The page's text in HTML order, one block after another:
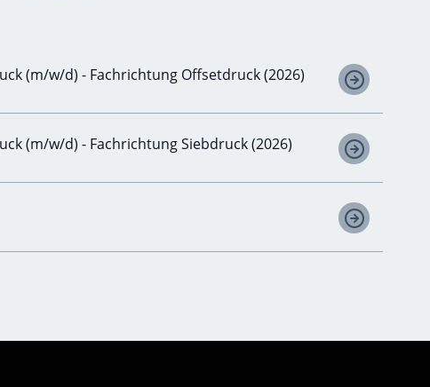
(m/w/d) - Fachrichtung Offsetdruck (2026)
(m/w/d) - Fachrichtung Siebdruck (2026)